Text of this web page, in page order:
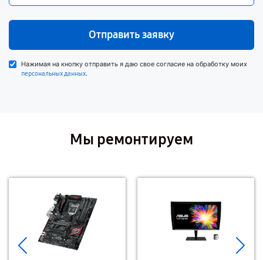
Отправить заявку
Нажимая на кнопку отправить я даю свое согласие на обработку моих
персональных данных.
Мы ремонтируем